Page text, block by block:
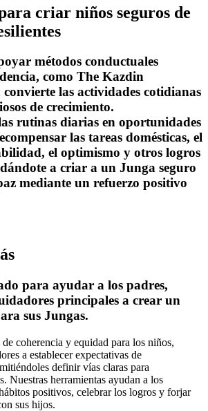
criar niños seguros de
métodos conductuales
como The Kazdin
las actividades cotidianas
de crecimiento.
rutinas diarias en oportunidades
las tareas domésticas, el
el optimismo y otros logros
a criar a un Junga seguro
mediante un refuerzo positivo
para ayudar a los padres,
principales a crear un
sus Jungas.
coherencia y equidad para los niños,
a establecer expectativas de
definir vías claras para
Nuestras herramientas ayudan a los
positivos, celebrar los logros y forjar
sus hijos.